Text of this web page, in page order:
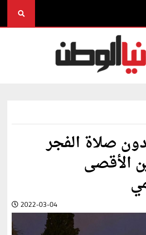
صلاة الفجر
الأقصى
2022-03-04